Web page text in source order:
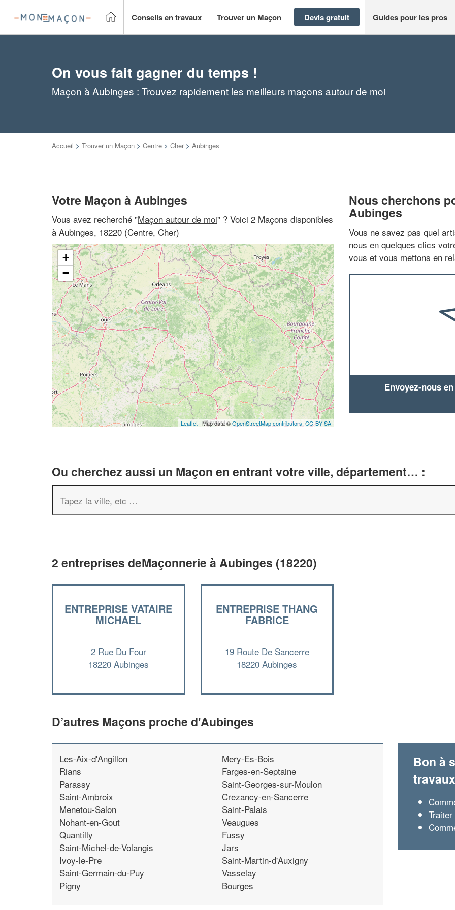
Conseils en travaux Trouver un Maçon Devis gratuit Guides pour les pros
On vous fait gagner du temps !
Maçon à Aubinges : Trouvez rapidement les meilleurs maçons autour de moi
Accueil > Trouver un Maçon > Centre > Cher > Aubinges
Votre Maçon à Aubinges
Vous avez recherché "Maçon autour de moi" ? Voici 2 Maçons disponibles
à Aubinges, 18220 (Centre, Cher)
+
−
Leaflet | Map data ©OpenStreetMap contributors, CC-BY-SA
Nous cherchons
Aubinges
Vous ne savez pas quel
nous en quelques clics
vous et vous mettons en
Envoyez-nous
Ou cherchez aussi un Maçon en entrant votre ville, département… :
2 entreprises deMaçonnerie à Aubinges (18220)
ENTREPRISE VATAIRE
MICHAEL
2 Rue Du Four
18220 Aubinges
ENTREPRISE THANG
FABRICE
19 Route De Sancerre
18220 Aubinges
D’autres Maçons proche d'Aubinges
Les-Aix-d'Angillon
Rians
Parassy
Saint-Ambroix
Menetou-Salon
Nohant-en-Gout
Quantilly
Saint-Michel-de-Volangis
Ivoy-le-Pre
Saint-Germain-du-Puy
Pigny
Mery-Es-Bois
Farges-en-Septaine
Saint-Georges-sur-Moulon
Crezancy-en-Sancerre
Saint-Palais
Veaugues
Fussy
Jars
Saint-Martin-d'Auxigny
Vasselay
Bourges
Bon à
travaux